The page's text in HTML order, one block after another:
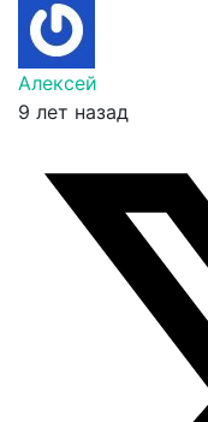
Алексей
9 лет назад